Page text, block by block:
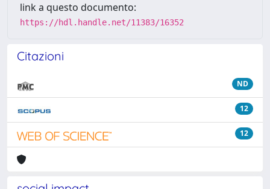
link a questo documento:
https://hdl.handle.net/11383/16352
Citazioni
ND
12
12